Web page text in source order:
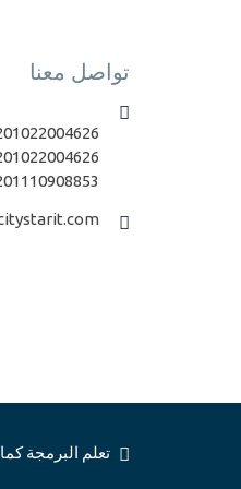
تواصل معنا
تعلم البرمجة